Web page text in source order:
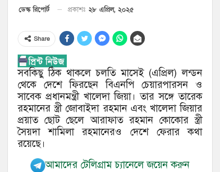
ডেস্ক রিপোর্ট প্রকাশঃ ২৮ এপ্রিল, ২০২৫
Share
সবকিছু ঠিক থাকলে চলতি মাসেই (এপ্রিল) লন্ডন
থেকে দেশে ফিরছেন বিএনপি চেয়ারপারসন ও
সাবেক প্রধানমন্ত্রী খালেদা জিয়া। তার সঙ্গে তারেক
রহমানের স্ত্রী জোবাইদা রহমান এবং খালেদা জিয়ার
প্রয়াত ছোট ছেলে আরাফাত রহমান কোকোর স্ত্রী
সৈয়দা শামিলা রহমানেরও দেশে ফেরার কথা
রয়েছে।
আমাদের টেলিগ্রাম চ্যানেলে জয়েন করুন